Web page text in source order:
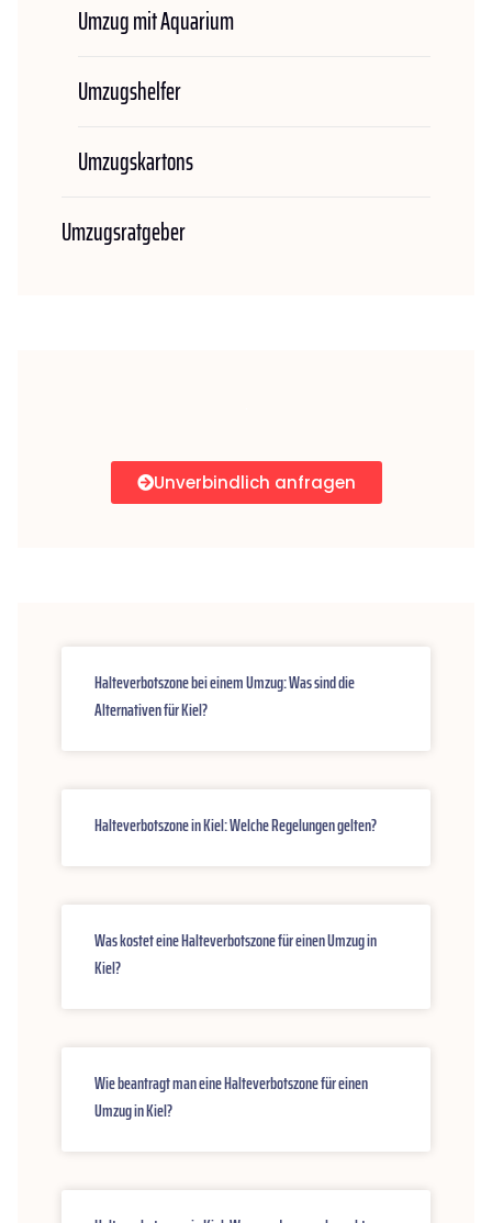
Umzug mit Aquarium
Umzugshelfer
Umzugskartons
Umzugsratgeber
Unverbindlich anfragen
Halteverbotszone bei einem Umzug: Was sind die
Alternativen für Kiel?
Halteverbotszone in Kiel: Welche Regelungen gelten?
Was kostet eine Halteverbotszone für einen Umzug in
Kiel?
Wie beantragt man eine Halteverbotszone für einen
Umzug in Kiel?